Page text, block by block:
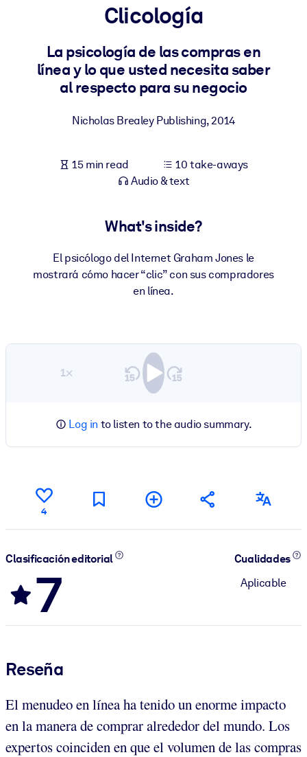
For LMS/LXP
Bring bite-sized, verified knowledge into your LMS/LXP for
learning results.
For AI Systems
Clicología
La psicología de las compras en
línea y lo que usted necesita saber
al respecto para su negocio
Nicholas Brealey Publishing,2014
15 min read
10 take-aways
Audio & text
What's inside?
El psicólogo del Internet Graham Jones le
mostrará cómo hacer “clic” con sus compradores
en línea.
1×
Log in to listen to the audio summary.
4
Clasificación editorial
7
Cualidades
Aplicable
Reseña
El menudeo en línea ha tenido un enorme impacto
en la manera de comprar alrededor del mundo. Los
expertos coinciden en que el volumen de las compras